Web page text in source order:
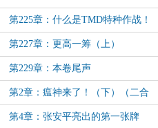
张安平
第225章：什么是TMD特种作战！
第227章：更高一筹（上）
第229章：本卷尾声
第2章：瘟神来了！（下）（二合
一大章！）
第4章：张安平亮出的第一张牌